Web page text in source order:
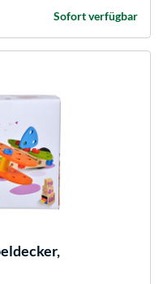
Sofort verfügbar